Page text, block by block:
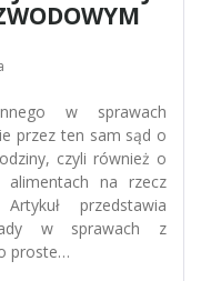
w sprawach
przez ten sam sąd o
czyli również o
alimentach na rzecz
przedstawia
w sprawach z
proste…